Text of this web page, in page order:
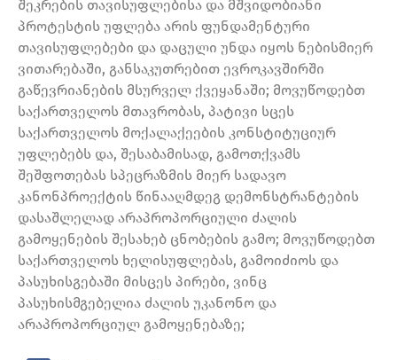
შეკრების თავისუფლებისა და მშვიდობიანი
პროტესტის უფლება არის ფუნდამენტური
თავისუფლებები და დაცული უნდა იყოს ნებისმიერ
ვითარებაში, განსაკუთრებით ევროკავშირში
გაწევრიანების მსურველ ქვეყანაში; მოვუწოდებთ
საქართველოს მთავრობას, პატივი სცეს
საქართველოს მოქალაქეების კონსტიტუციურ
უფლებებს და, შესაბამისად, გამოთქვამს
შეშფოთებას სპეცრაზმის მიერ სადავო
კანონპროექტის წინააღმდეგ დემონსტრანტების
დასაშლელად არაპროპორციული ძალის
გამოყენების შესახებ ცნობების გამო; მოვუწოდებთ
საქართველოს ხელისუფლებას, გამოიძიოს და
პასუხისგებაში მისცეს პირები, ვინც
პასუხისმგებელია ძალის უკანონო და
არაპროპორციულ გამოყენებაზე;